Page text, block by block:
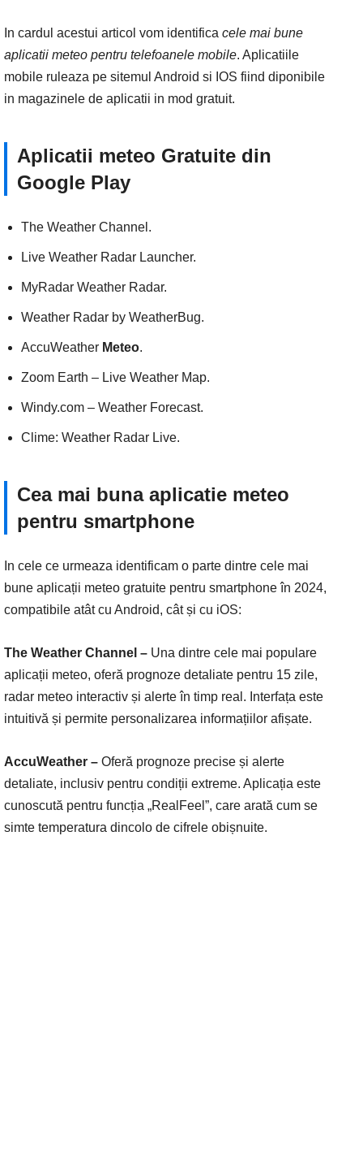
In cardul acestui articol vom identifica cele mai bune
aplicatii meteo pentru telefoanele mobile. Aplicatiile
mobile ruleaza pe sitemul Android si IOS fiind diponibile
in magazinele de aplicatii in mod gratuit.
Aplicatii meteo Gratuite din
Google Play
The Weather Channel.
Live Weather Radar Launcher.
MyRadar Weather Radar.
Weather Radar by WeatherBug.
AccuWeather Meteo.
Zoom Earth – Live Weather Map.
Windy.com – Weather Forecast.
Clime: Weather Radar Live.
Cea mai buna aplicatie meteo
pentru smartphone
In cele ce urmeaza identificam o parte dintre cele mai
bune aplicații meteo gratuite pentru smartphone în 2024,
compatibile atât cu Android, cât și cu iOS:
The Weather Channel – Una dintre cele mai populare
aplicații meteo, oferă prognoze detaliate pentru 15 zile,
radar meteo interactiv și alerte în timp real. Interfața este
intuitivă și permite personalizarea informațiilor afișate.
AccuWeather – Oferă prognoze precise și alerte
detaliate, inclusiv pentru condiții extreme. Aplicația este
cunoscută pentru funcția „RealFeel”, care arată cum se
simte temperatura dincolo de cifrele obișnuite.